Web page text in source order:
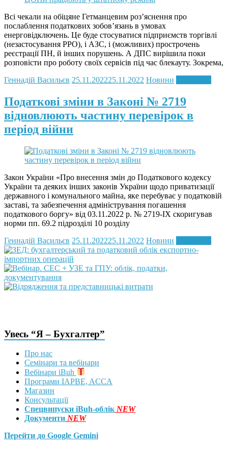
Всі чекали на обіцяне Гетманцевим розʼяснення про
послаблення податкових зобов’язань в умовах
енерговідключень. Це буде стосуватися підприємств торгівлі
(незастосування РРО), і АЗС, і (можливих) прострочень
реєстрації ПН, й інших порушень. А ДПС вирішила поки
розповісти про роботу своїх сервісів під час блекауту. Зокрема,
Геннадій Васильєв 25.11.202225.11.2022 Новини
Податкові зміни в Законі № 2719
відновлюють частину перевірок в
період війни
Закон України «Про внесення змін до Податкового кодексу
України та деяких інших законів України щодо приватизації
державного і комунального майна, яке перебуває у податковій
заставі, та забезпечення адміністрування погашення
податкового боргу» від 03.11.2022 р. № 2719-IX скоригував
норми пп. 69.2 підрозділі 10 розділу
Геннадій Васильєв 25.11.202225.11.2022 Новини
Увесь “Я – Бухгалтер”
Про нас
Семінари та вебінари
Вебінари iBuh
Програми IAPBE, ACCA
Магазин
Консультації
Спецвипуски iBuh-облік NEW
Документи NEW
Перейти до Google Gemini